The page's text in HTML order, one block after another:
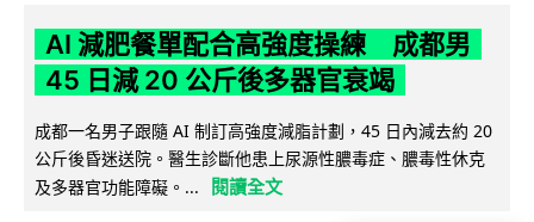
AI 減肥餐單配合高強度操練 成都男
45 日減 20 公斤後多器官衰竭
成都一名男子跟隨 AI 制訂高強度減脂計劃，45 日內減去約 20
公斤後昏迷送院。醫生診斷他患上尿源性膿毒症、膿毒性休克
及多器官功能障礙。...
閱讀全文